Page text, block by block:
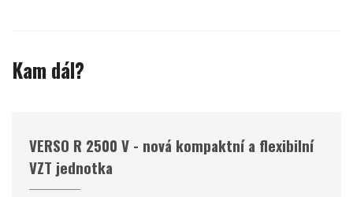
Kam dál?
VERSO R 2500 V - nová kompaktní a flexibilní
VZT jednotka